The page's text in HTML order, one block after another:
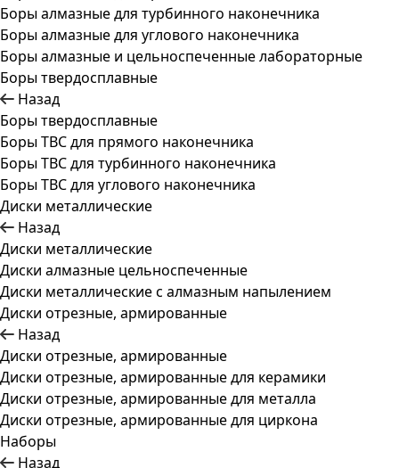
Боры алмазные для турбинного наконечника
Боры алмазные для углового наконечника
Боры алмазные и цельноспеченные лабораторные
Боры твердосплавные
Назад
Боры твердосплавные
Боры ТВС для прямого наконечника
Боры ТВС для турбинного наконечника
Боры ТВС для углового наконечника
Диски металлические
Назад
Диски металлические
Диски алмазные цельноспеченные
Диски металлические с алмазным напылением
Диски отрезные, армированные
Назад
Диски отрезные, армированные
Диски отрезные, армированные для керамики
Диски отрезные, армированные для металла
Диски отрезные, армированные для циркона
Наборы
Назад